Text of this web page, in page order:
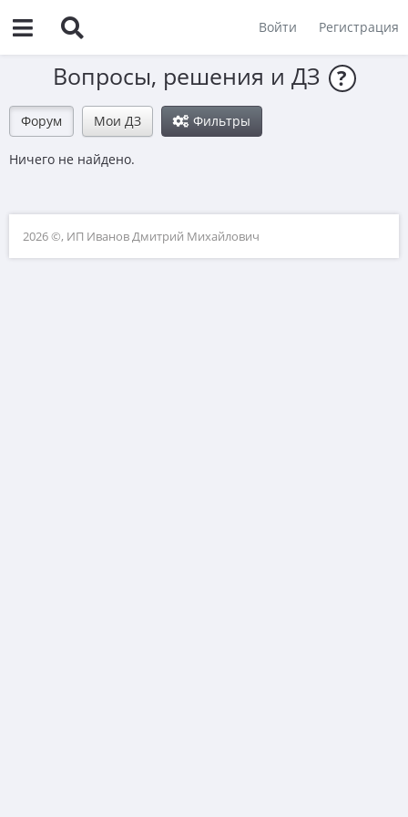
Войти Регистрация
Вопросы, решения и ДЗ ?
Форум Мои ДЗ Фильтры
Ничего не найдено.
2026 ©, ИП Иванов Дмитрий Михайлович